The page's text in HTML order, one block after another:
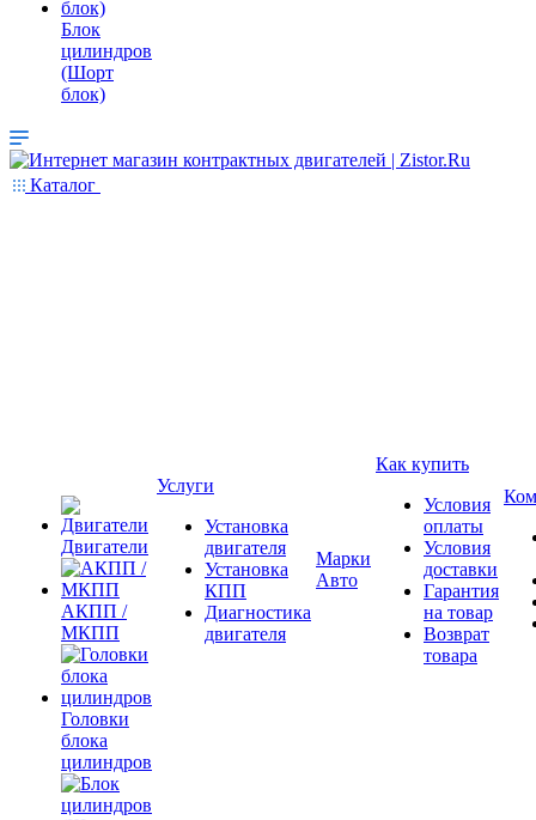
Блок
цилиндров
(Шорт
блок)
Каталог
Двигатели
АКПП /
МКПП
Головки
блока
цилиндров
Услуги
Установка
двигателя
Установка
КПП
Диагностика
двигателя
Марки
Авто
Как купить
Условия
оплаты
Условия
доставки
Гарантия
на товар
Возврат
товара